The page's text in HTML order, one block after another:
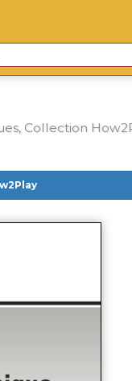
Collection